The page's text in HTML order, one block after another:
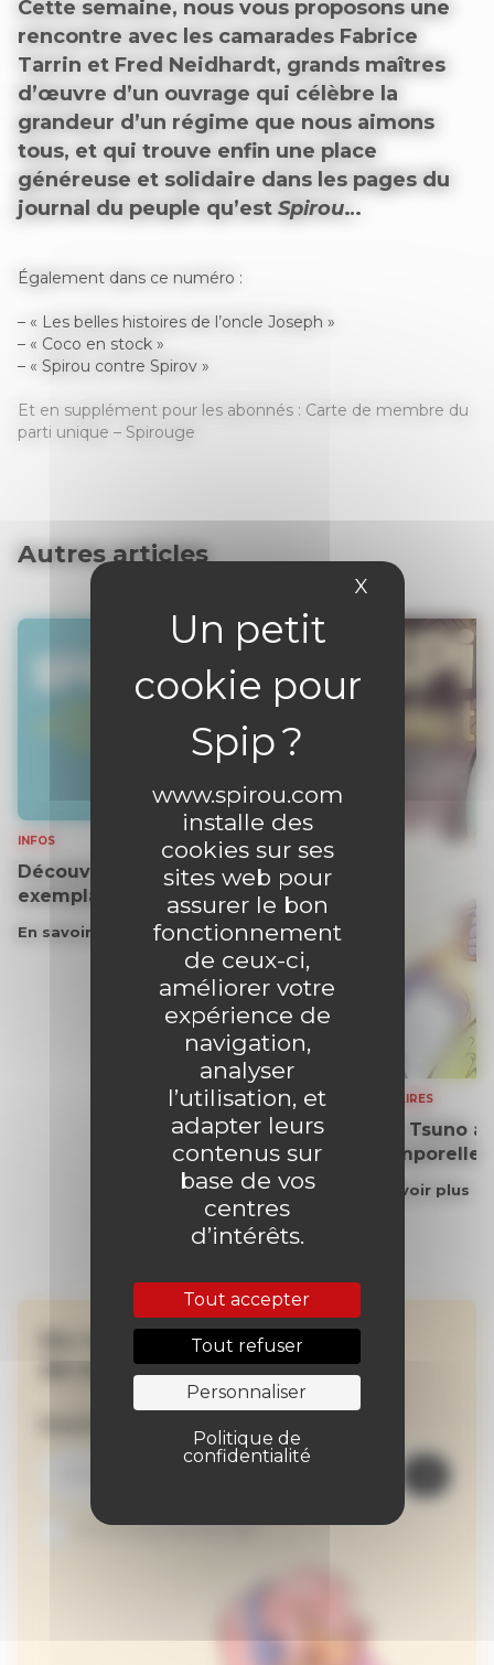
www.spirou.com
installe des
cookies sur ses
sites web pour
assurer le bon
fonctionnement
de ceux-ci,
améliorer votre
expérience de
navigation,
analyser
l’utilisation, et
adapter leurs
contenus sur
base de vos
centres
d’intérêts.
Tout accepter
Tout refuser
Personnaliser
Politique de
confidentialité
X Masquer le
Cette semaine, nous vous proposons une
rencontre avec les camarades Fabrice
Tarrin et Fred Neidhardt, grands maîtres
d’œuvre d’un ouvrage qui célèbre la
grandeur d’un régime que nous aimons
tous, et qui trouve enfin une place
généreuse et solidaire dans les pages du
journal du peuple qu’est Spirou…
Également dans ce numéro :
– « Les belles histoires de l’oncle Joseph »
– « Coco en stock »
– « Spirou contre Spirov »
Et en supplément pour les abonnés : Carte de membre du
parti unique – Spirouge
Autres articles
INFOS
Découvrez gratuitement un
exemplaire du journal !
En savoir plus
SOMMAIRES
Yoko Tsuno
intemporelle
En savoir plus
Ne manquez aucune
de nos actualités !
Inscrivez-vous à la newsletter
Je suis abonné au site